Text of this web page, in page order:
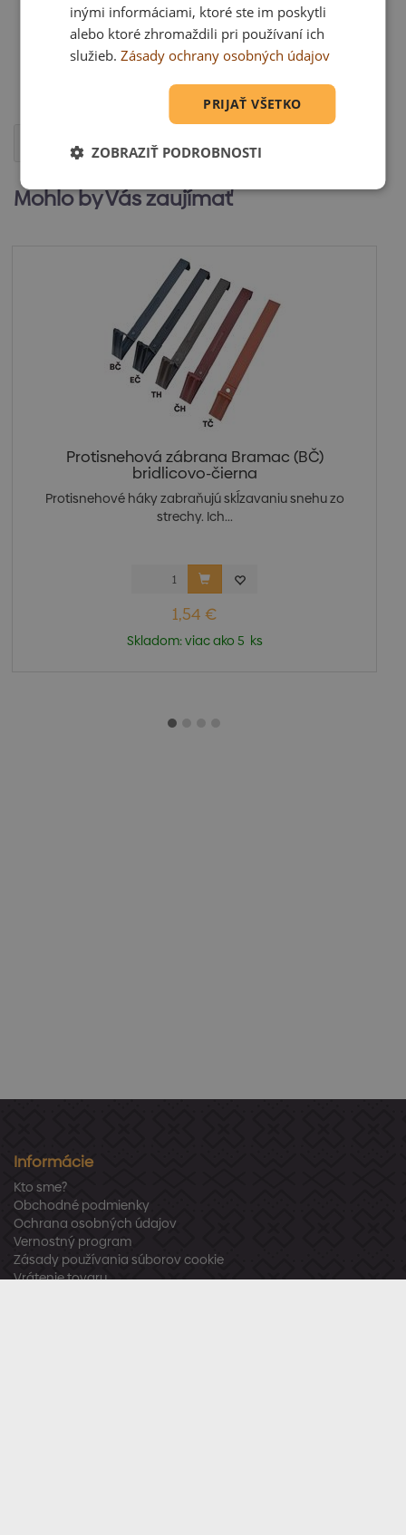
Materiál pozinkovaný kovový rošt s plastovou
povrchovou úpravou
Farby tmavohnedá
Použitie pre všetky modely škridiel
Rozmery 41,0 x 25,0 cm
Mohlo by Vás zaujímať
Protisnehová zábrana Bramac (BČ)
bridlicovo-čierna
Protisnehové háky zabraňujú skĺzavaniu snehu zo
strechy. Ich...
1,54 €
Skladom: viac ako 5 ks
Informácie
Kto sme?
Obchodné podmienky
Ochrana osobných údajov
Vernostný program
Zásady používania súborov cookie
Vrátenie tovaru
inými informáciami, ktoré ste im poskytli
alebo ktoré zhromaždili pri používaní ich
služieb.Zásady ochrany osobných údajov
PRIJAŤ VŠETKO
ZOBRAZIŤ PODROBNOSTI